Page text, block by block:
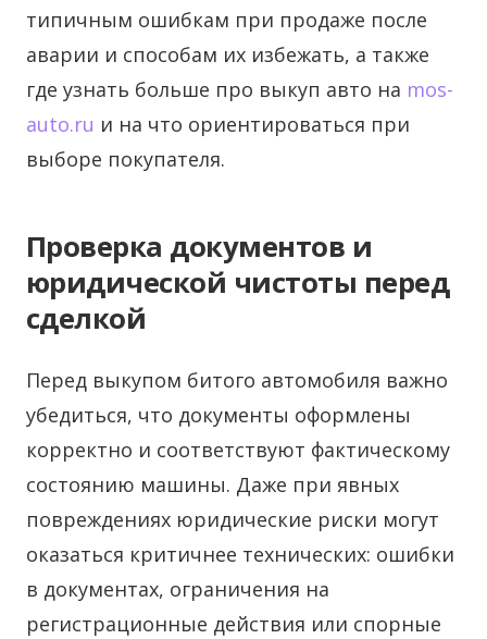
типичным ошибкам при продаже после
аварии и способам их избежать, а также
где узнать больше про выкуп авто на mos-
auto.ru и на что ориентироваться при
выборе покупателя.
Проверка документов и
юридической чистоты перед
сделкой
Перед выкупом битого автомобиля важно
убедиться, что документы оформлены
корректно и соответствуют фактическому
состоянию машины. Даже при явных
повреждениях юридические риски могут
оказаться критичнее технических: ошибки
в документах, ограничения на
регистрационные действия или спорные